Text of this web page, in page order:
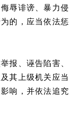
辱诽谤、暴力侵
的，应当依法惩
报、诬告陷害、
其上级机关应当
响，并依法追究